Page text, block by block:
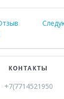
КОНТАКТЫ
+7(7714521950